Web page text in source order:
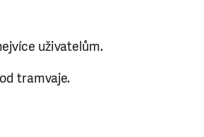
uživatelům.
tramvaje.